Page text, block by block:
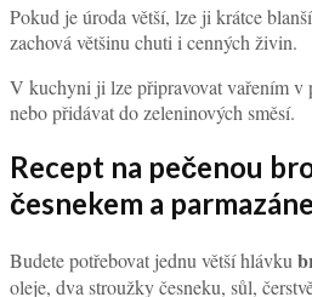
Pokud je úroda větší, lze ji krátce
zachová většinu chuti i cenných živin.
V kuchyni ji lze připravovat vařením v
nebo přidávat do zeleninových směsí.
Recept na pečenou
česnekem a
Budete potřebovat jednu větší hlávku
oleje, dva stroužky česneku, sůl,